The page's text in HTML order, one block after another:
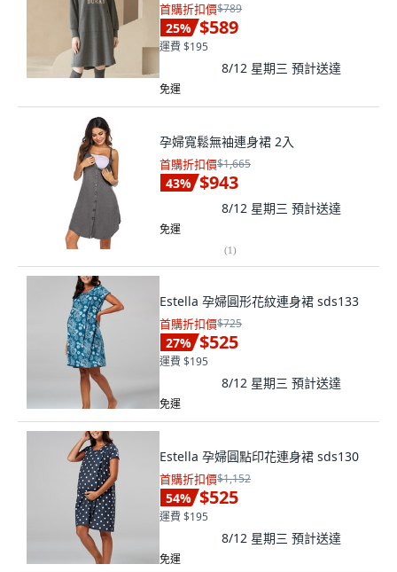
首購折扣價$789
25% $589
運費 $195
8/12 星期三 預計送達
免運
孕婦寬鬆無袖連身裙 2入
首購折扣價$1,665
43% $943
8/12 星期三 預計送達
免運
(1)
Estella 孕婦圓形花紋連身裙 sds133
首購折扣價$725
27% $525
運費 $195
8/12 星期三 預計送達
免運
Estella 孕婦圓點印花連身裙 sds130
首購折扣價$1,152
54% $525
運費 $195
8/12 星期三 預計送達
免運